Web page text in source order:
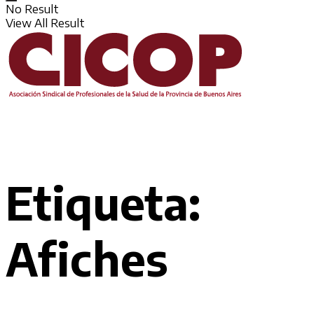
No Result
View All Result
Etiqueta:
Afiches